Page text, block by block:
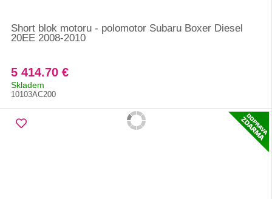
Short blok motoru - polomotor Subaru Boxer Diesel
20EE 2008-2010
5 414.70 €
Skladem
10103AC200